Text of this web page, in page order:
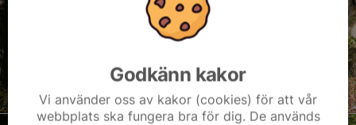
Godkänn kakor
Vi använder oss av kakor (cookies) för att vår
webbplats ska fungera bra för dig. De används